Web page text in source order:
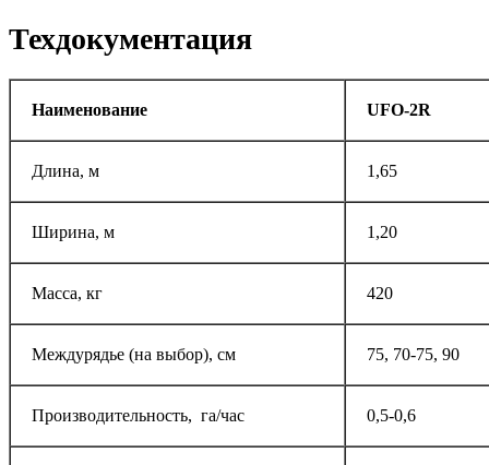
Техдокументация
Наименование UFО-2R
Длина, м 1,65
Ширина, м 1,20
Масса, кг 420
Междурядье (на выбор), см 75, 70-75, 90
Производительность, га/час 0,5-0,6